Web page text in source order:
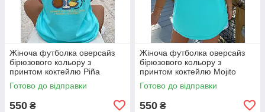
Жіноча футболка оверсайз
бірюзового кольору з
принтом коктейлю Piña
Colada
Готово до відправки
550 ₴
Жіноча футболка оверсайз
бірюзового кольору з
принтом коктейлю Mojito
Готово до відправки
550 ₴